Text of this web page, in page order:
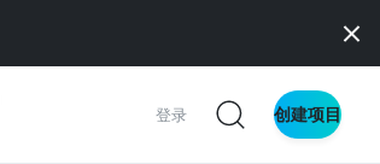
登录 创建项目